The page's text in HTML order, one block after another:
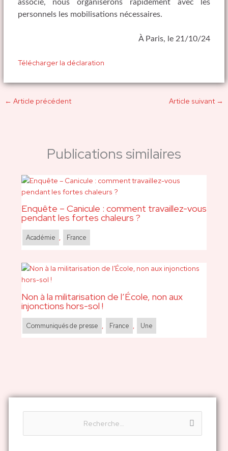
e
associé, nous organiserons rapidement avec les
personnels les mobilisations nécessaires.
À Paris, le 21/10/24
Télécharger la déclaration
← Article précédent Article suivant →
Publications similaires
Enquête – Canicule : comment travaillez-vous
pendant les fortes chaleurs ?
Académie , France
Non à la militarisation de l’École, non aux
injonctions hors-sol !
Communiqués de presse , France , Une